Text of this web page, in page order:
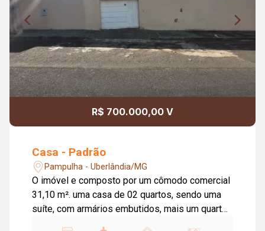
R$ 700.000,00 V
Casa - Padrão
Pampulha - Uberlândia/MG
O imóvel e composto por um cômodo comercial
31,10 m². uma casa de 02 quartos, sendo uma
suíte, com armários embutidos, mais um quarto